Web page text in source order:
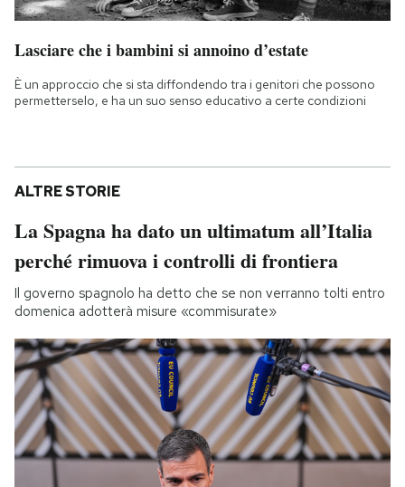
Lasciare che i bambini si annoino d’estate
È un approccio che si sta diffondendo tra i genitori che possono
permetterselo, e ha un suo senso educativo a certe condizioni
ALTRE STORIE
La Spagna ha dato un ultimatum all’Italia
perché rimuova i controlli di frontiera
Il governo spagnolo ha detto che se non verranno tolti entro
domenica adotterà misure «commisurate»